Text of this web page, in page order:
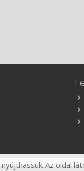
Az oldal